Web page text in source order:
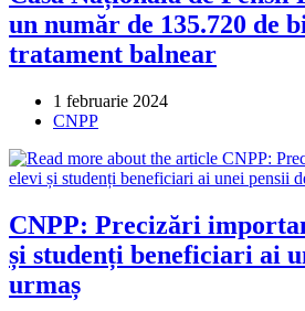
un număr de 135.720 de
tratament balnear
Post
published:
1 februarie 2024
Post
CNPP
CNPP: Precizări
și studenți beneficiari ai
urmaș